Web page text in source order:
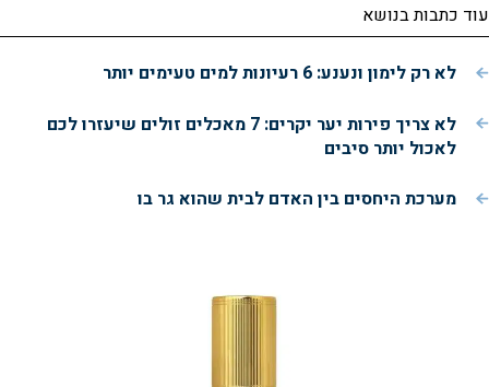
עוד כתבות בנושא
לא רק לימון ונענע: 6 רעיונות למים טעימים יותר
לא צריך פירות יער יקרים: 7 מאכלים זולים שיעזרו לכם
לאכול יותר סיבים
מערכת היחסים בין האדם לבית שהוא גר בו